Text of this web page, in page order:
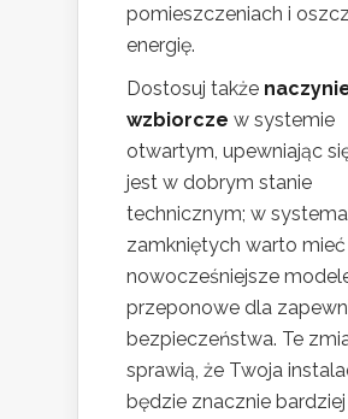
pomieszczeniach i
energię.
Dostosuj także
wzbiorcze w systemie
otwartym, upewniając
jest w dobrym stanie
technicznym; w
zamkniętych warto mieć
nowocześniejsze
przeponowe dla
bezpieczeństwa. Te
sprawią, że Twoja
będzie znacznie bardziej